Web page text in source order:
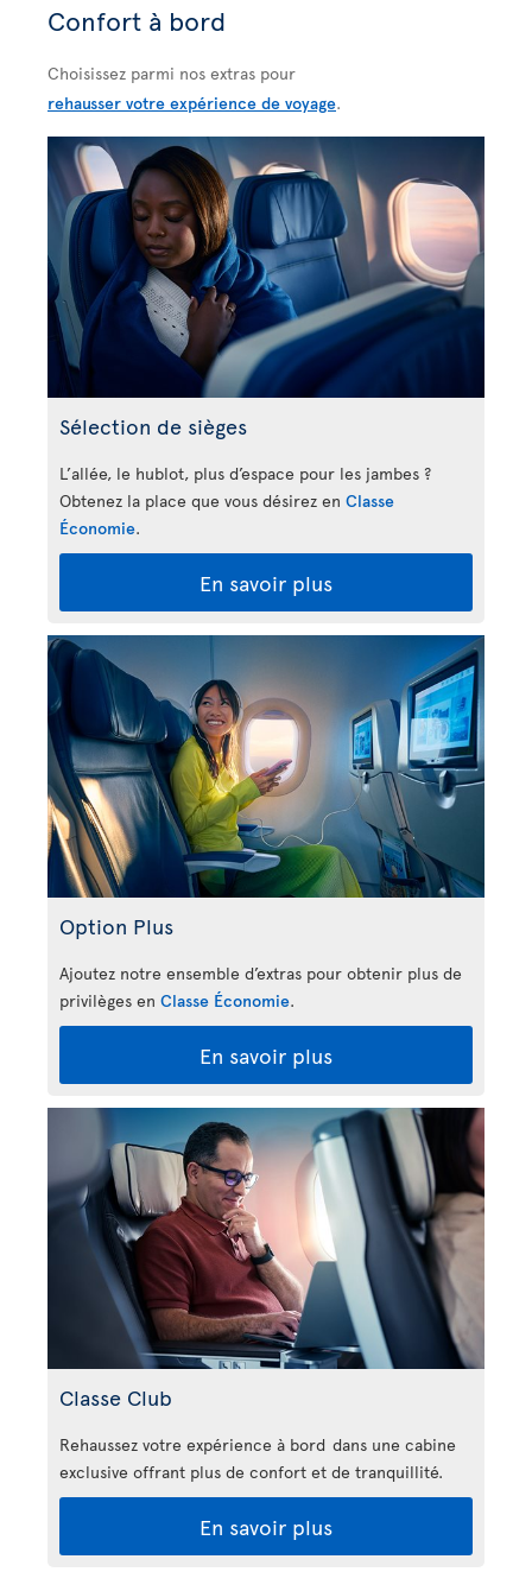
Confort à bord
Choisissez parmi nos extras pour
rehausser votre expérience de voyage.
Sélection de sièges
L’allée, le hublot, plus d’espace pour les jambes ?
Obtenez la place que vous désirez en Classe
Économie.
En savoir plus
Option Plus
Ajoutez notre ensemble d’extras pour obtenir plus de
privilèges en Classe Économie.
En savoir plus
Classe Club
Rehaussez votre expérience à bord dans une cabine
exclusive offrant plus de confort et de tranquillité.
En savoir plus